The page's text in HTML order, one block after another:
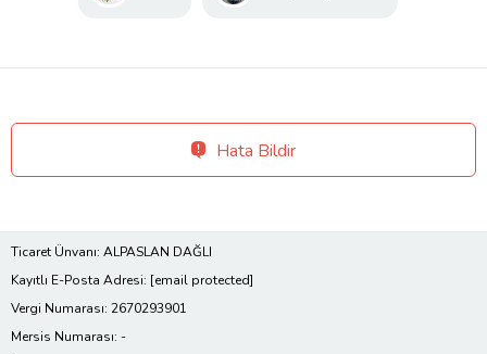
Hata Bildir
Ticaret Ünvanı: ALPASLAN DAĞLI
Kayıtlı E-Posta Adresi: [email protected]
Vergi Numarası: 2670293901
Mersis Numarası: -